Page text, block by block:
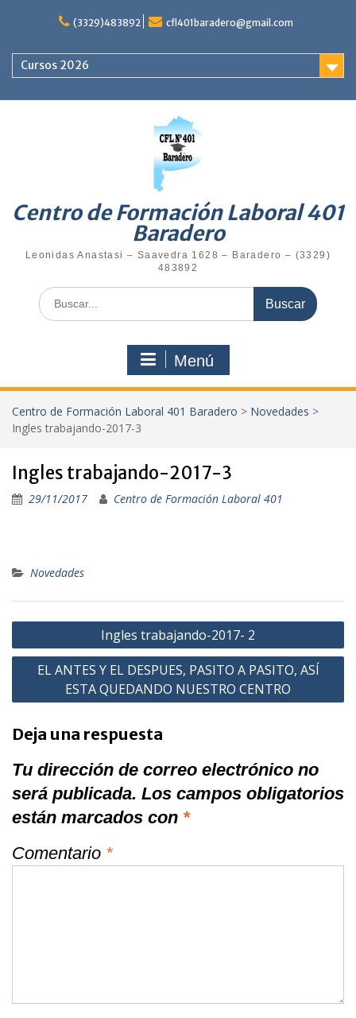
(3329)483892 cfl401baradero@gmail.com
Cursos 2026
Centro de Formación Laboral 401
Baradero
Leonidas Anastasi – Saavedra 1628 – Baradero – (3329)
483892
Buscar:
Menú
Centro de Formación Laboral 401 Baradero > Novedades >
Ingles trabajando-2017-3
Ingles trabajando-2017-3
29/11/2017 Centro de Formación Laboral 401
Novedades
Navegación
de
entradas
Ingles trabajando-2017- 2
EL ANTES Y EL DESPUES, PASITO A PASITO, ASÍ
ESTA QUEDANDO NUESTRO CENTRO
Deja una respuesta
Tu dirección de correo electrónico no
será publicada. Los campos obligatorios
están marcados con *
Comentario *